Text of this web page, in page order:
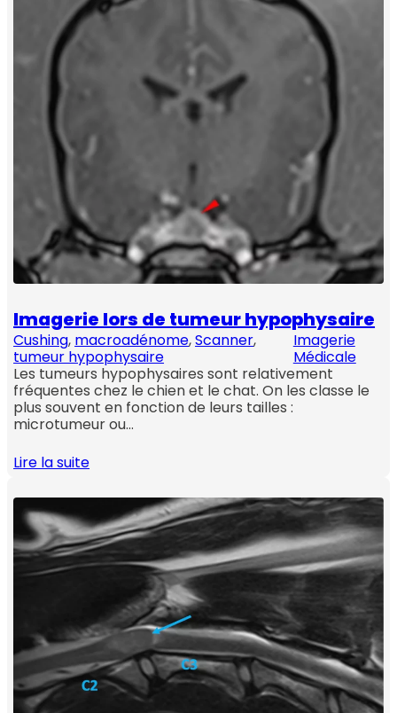
Imagerie lors de tumeur hypophysaire
Cushing, macroadénome, Scanner,
tumeur hypophysaire
Imagerie
Médicale
Les tumeurs hypophysaires sont relativement
fréquentes chez le chien et le chat. On les classe le
plus souvent en fonction de leurs tailles :
microtumeur ou…
Lire la suite